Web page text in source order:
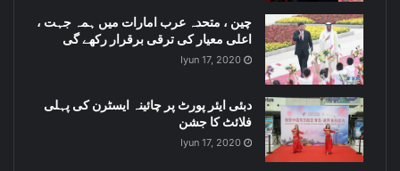
چین ، متحدہ عرب امارات میں ہمہ جہت ،
اعلی معیار کی ترقی برقرار رکھے گی
Iyun 17, 2020
دبئی ایئر پورٹ پر چائینہ ایسٹرن کی پہلی
فلائٹ کا جشن
Iyun 17, 2020